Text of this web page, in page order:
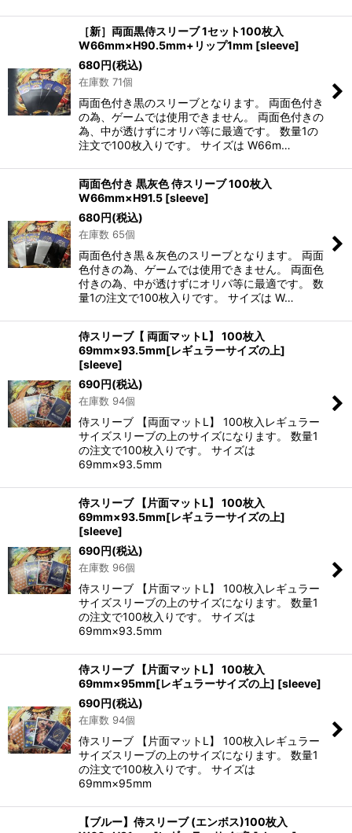
［新］両面黒侍スリーブ 1セット100枚入
W66mm×H90.5mm+リップ1mm [sleeve]
680円(税込)
在庫数 71個
両面色付き黒のスリーブとなります。 両面色付き
の為、ゲームでは使用できません。 両面色付きの
為、中が透けずにオリパ等に最適です。 数量1の
注文で100枚入りです。 サイズは W66m…
両面色付き 黒灰色 侍スリーブ 100枚入
W66mm×H91.5 [sleeve]
680円(税込)
在庫数 65個
両面色付き黒＆灰色のスリーブとなります。 両面
色付きの為、ゲームでは使用できません。 両面色
付きの為、中が透けずにオリパ等に最適です。 数
量1の注文で100枚入りです。 サイズは W…
侍スリーブ【 両面マットL】 100枚入
69mm×93.5mm[レギュラーサイズの上]
[sleeve]
690円(税込)
在庫数 94個
侍スリーブ 【両面マットL】 100枚入レギュラー
サイズスリーブの上のサイズになります。 数量1
の注文で100枚入りです。 サイズは
69mm×93.5mm
侍スリーブ 【片面マットL】 100枚入
69mm×93.5mm[レギュラーサイズの上]
[sleeve]
690円(税込)
在庫数 96個
侍スリーブ 【片面マットL】 100枚入レギュラー
サイズスリーブの上のサイズになります。 数量1
の注文で100枚入りです。 サイズは
69mm×93.5mm
侍スリーブ 【片面マットL】 100枚入
69mm×95mm[レギュラーサイズの上] [sleeve]
690円(税込)
在庫数 94個
侍スリーブ 【片面マットL】 100枚入レギュラー
サイズスリーブの上のサイズになります。 数量1
の注文で100枚入りです。 サイズは
69mm×95mm
【ブルー】侍スリーブ (エンボス)100枚入